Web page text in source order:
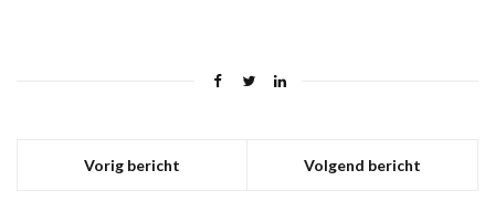
Vorig bericht Volgend bericht